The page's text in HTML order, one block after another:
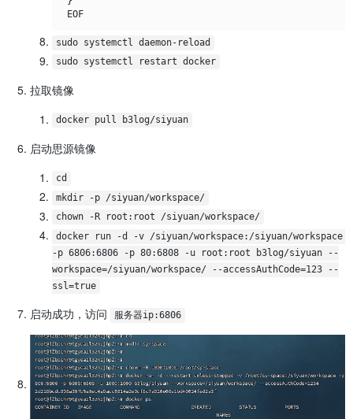
EOF
sudo systemctl daemon-reload
sudo systemctl restart docker
拉取镜像
docker pull b3log/siyuan
启动思源镜像
cd
mkdir -p /siyuan/workspace/
chown -R root:root /siyuan/workspace/
docker run -d -v /siyuan/workspace:/siyuan/workspace
-p 6806:6806 -p 80:6808 -u root:root b3log/siyuan --
workspace=/siyuan/workspace/ --accessAuthCode=123 --
ssl=true
启动成功，访问 服务器ip:6806